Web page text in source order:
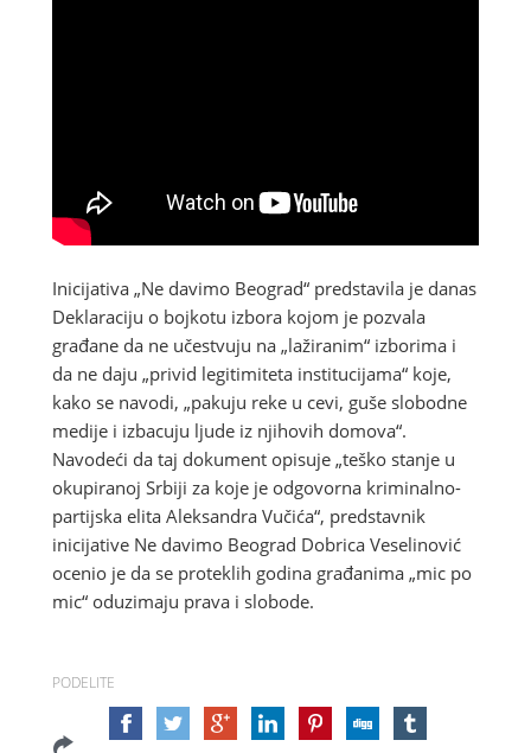
Inicijativa „Ne davimo Beograd“ predstavila je danas
Deklaraciju o bojkotu izbora kojom je pozvala
građane da ne učestvuju na „lažiranim“ izborima i
da ne daju „privid legitimiteta institucijama“ koje,
kako se navodi, „pakuju reke u cevi, guše slobodne
medije i izbacuju ljude iz njihovih domova“.
Navodeći da taj dokument opisuje „teško stanje u
okupiranoj Srbiji za koje je odgovorna kriminalno-
partijska elita Aleksandra Vučića“, predstavnik
inicijative Ne davimo Beograd Dobrica Veselinović
ocenio je da se proteklih godina građanima „mic po
mic“ oduzimaju prava i slobode.
PODELITE